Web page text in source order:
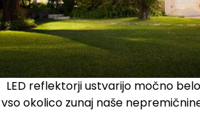
LED reflektorji ustvarijo močno
vso okolico zunaj naše